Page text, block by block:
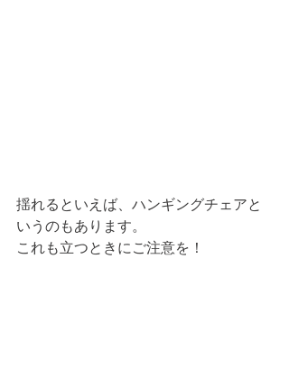
揺れるといえば、ハンギングチェアと
いうのもあります。
これも立つときにご注意を！